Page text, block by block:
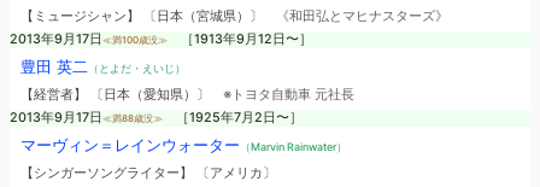
【ミュージシャン】 〔日本（宮城県）〕
《和田弘とマヒナスターズ》
2013年9月17日 ≪満100歳没≫ ［1913年9月12日〜］
豊田 英二 （とよだ・えいじ）
【経営者】 〔日本（愛知県）〕 ※トヨタ自動車 元社長
2013年9月17日 ≪満88歳没≫ ［1925年7月2日〜］
マーヴィン＝レインウォーター （Marvin Rainwater）
【シンガーソングライター】 〔アメリカ〕